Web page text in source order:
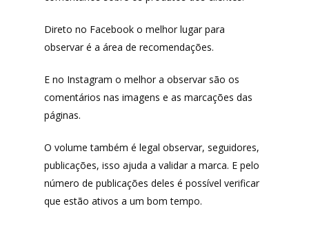
Direto no Facebook o melhor lugar para
observar é a área de recomendações.
E no Instagram o melhor a observar são os
comentários nas imagens e as marcações das
páginas.
O volume também é legal observar, seguidores,
publicações, isso ajuda a validar a marca. E pelo
número de publicações deles é possível verificar
que estão ativos a um bom tempo.
Produtos
Cafés
Lista de lojas
Electromarcas
Mprotect
DenimZero
Descontos